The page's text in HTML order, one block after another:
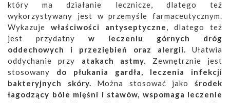
który ma działanie lecznicze, dlatego też
wykorzystywany jest w przemyśle farmaceutycznym.
Wykazuje właściwości antyseptyczne, dlatego też
jest przydatny w leczeniu górnych dróg
oddechowych i przeziębień oraz alergii. Ułatwia
oddychanie przy atakach astmy. Zewnętrznie jest
stosowany do płukania gardła, leczenia infekcji
bakteryjnych skóry. Można stosować jakośrodek
łagodzący bóle mięśni i stawów, wspomaga leczenie